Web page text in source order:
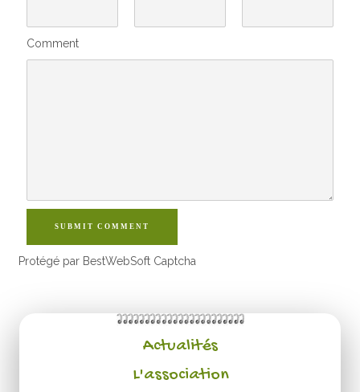
Comment
SUBMIT COMMENT
Protégé par BestWebSoft Captcha
Actualités
L'association